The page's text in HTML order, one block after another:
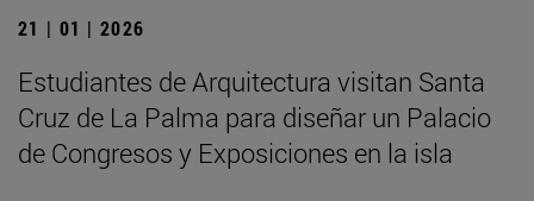
21 | 01 | 2026
Estudiantes de Arquitectura visitan Santa
Cruz de La Palma para diseñar un Palacio
de Congresos y Exposiciones en la isla